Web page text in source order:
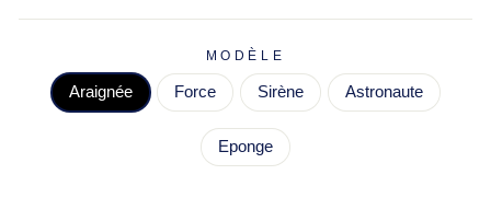
MODÈLE
Araignée Force Sirène Astronaute
Eponge